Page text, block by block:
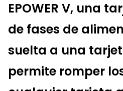
EPOWER V, una
de fases de
suelta a una
permite romper